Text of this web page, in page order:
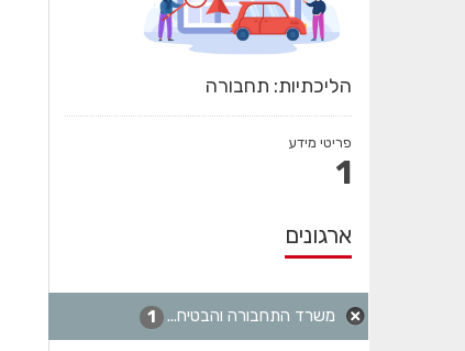
הליכתיות: תחבורה
פריטי מידע
1
ארגונים
משרד התחבורה והבטיח... 1